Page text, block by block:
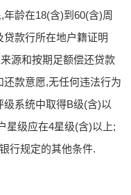
龄在18(含)到60(含)周
款行所在地户籍证明
源和按期足额偿还贷款
款意愿,无任何违法行为
系统中取得B级(含)以
星级应在4星级(含)以上;
行规定的其他条件.